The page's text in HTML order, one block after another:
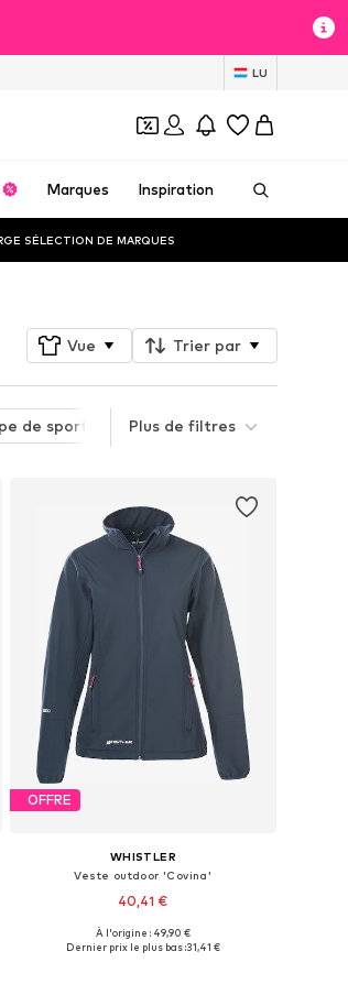
LU
Marques Inspiration
SÉLECTION DE MARQUES
Vue Trier par
de sport Matériau Type de
Plus de filtres
OFFRE
WHISTLER
Veste outdoor 'Covina'
40,41 €
Tailles disponibles: S, M, L
À l'origine : 49,90 €
Dernier prix le plus bas :31,41 €